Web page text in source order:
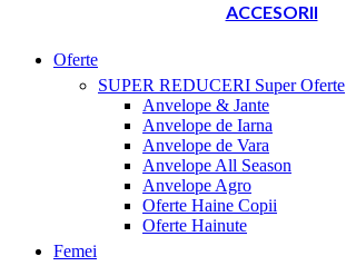
ACCESORII
Oferte
SUPER REDUCERI Super Oferte
Anvelope & Jante
Anvelope de Iarna
Anvelope de Vara
Anvelope All Season
Anvelope Agro
Oferte Haine Copii
Oferte Hainute
Femei